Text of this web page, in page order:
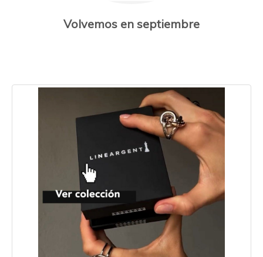
Volvemos en septiembre